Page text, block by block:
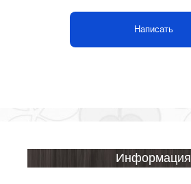
Написать
Информация